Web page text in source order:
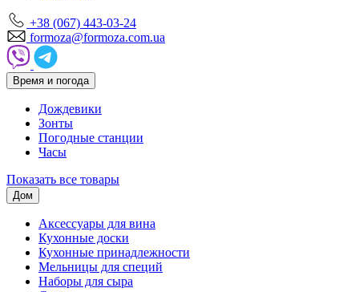
+38 (067) 443-03-24
formoza@formoza.com.ua
Время и погода
Дождевики
Зонты
Погодные станции
Часы
Показать все товары
Дом
Аксессуары для вина
Кухонные доски
Кухонные принадлежности
Мельницы для специй
Наборы для сыра